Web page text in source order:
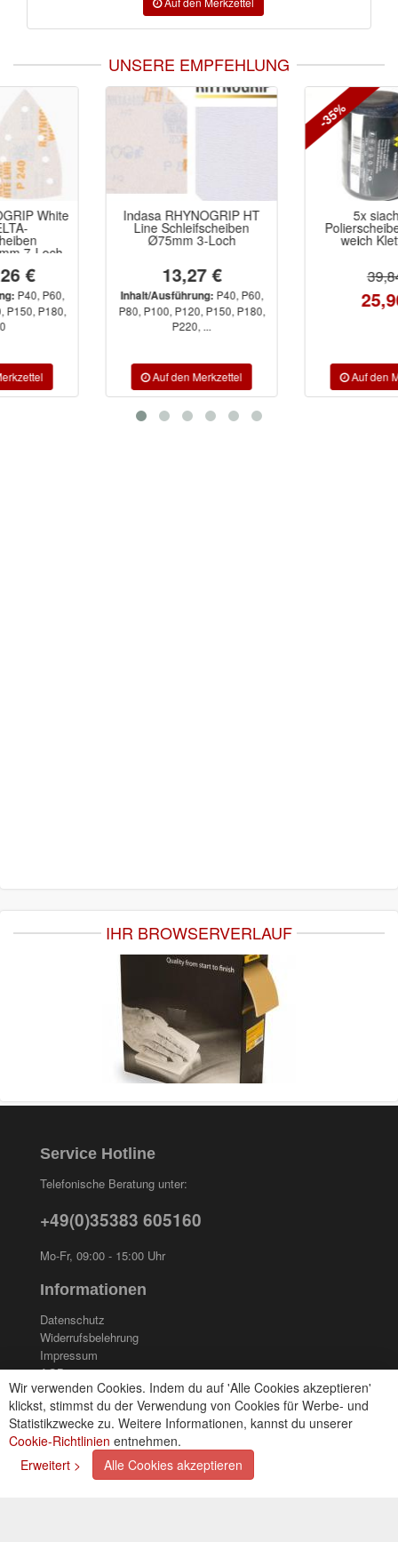
UNSERE EMPFEHLUNG
Indasa RHYNOGRIP HT
Line Schleifscheiben
Inhalt/Ausführung:P40, P60,
P80, P100, P120, P150, P180,
Polierscheiben schwarz
weich Klett 85mm
-35%
IHR BROWSERVERLAUF
Wir verwenden Cookies. Indem du auf 'Alle Cookies akzeptieren'
klickst, stimmst du der Verwendung von Cookies für Werbe- und
Statistikzwecke zu. Weitere Informationen, kannst du unserer
Cookie-Richtlinien entnehmen.
Erweitert >
Alle Cookies akzeptieren
Service Hotline
Telefonische Beratung unter:
+49(0)35383 605160
Mo-Fr, 09:00 - 15:00 Uhr
Informationen
Datenschutz
Widerrufsbelehrung
Impressum
AGB
Kontakt
Cookies einstellungen
Zahlungsarten